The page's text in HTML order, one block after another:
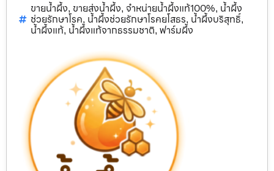
ขายน้ำผึ้ง, ขายส่งน้ำผึ้ง, จำหน่ายน้ำผึ้งแท้100%, น้ำผึ้ง
ช่วยรักษาโรค, น้ำผึ้งช่วยรักษาโรคยโสธร, น้ำผึ้งบริสุทธิ์,
น้ำผึ้งแท้, น้ำผึ้งแท้จากธรรมชาติ, ฟาร์มผึ้ง